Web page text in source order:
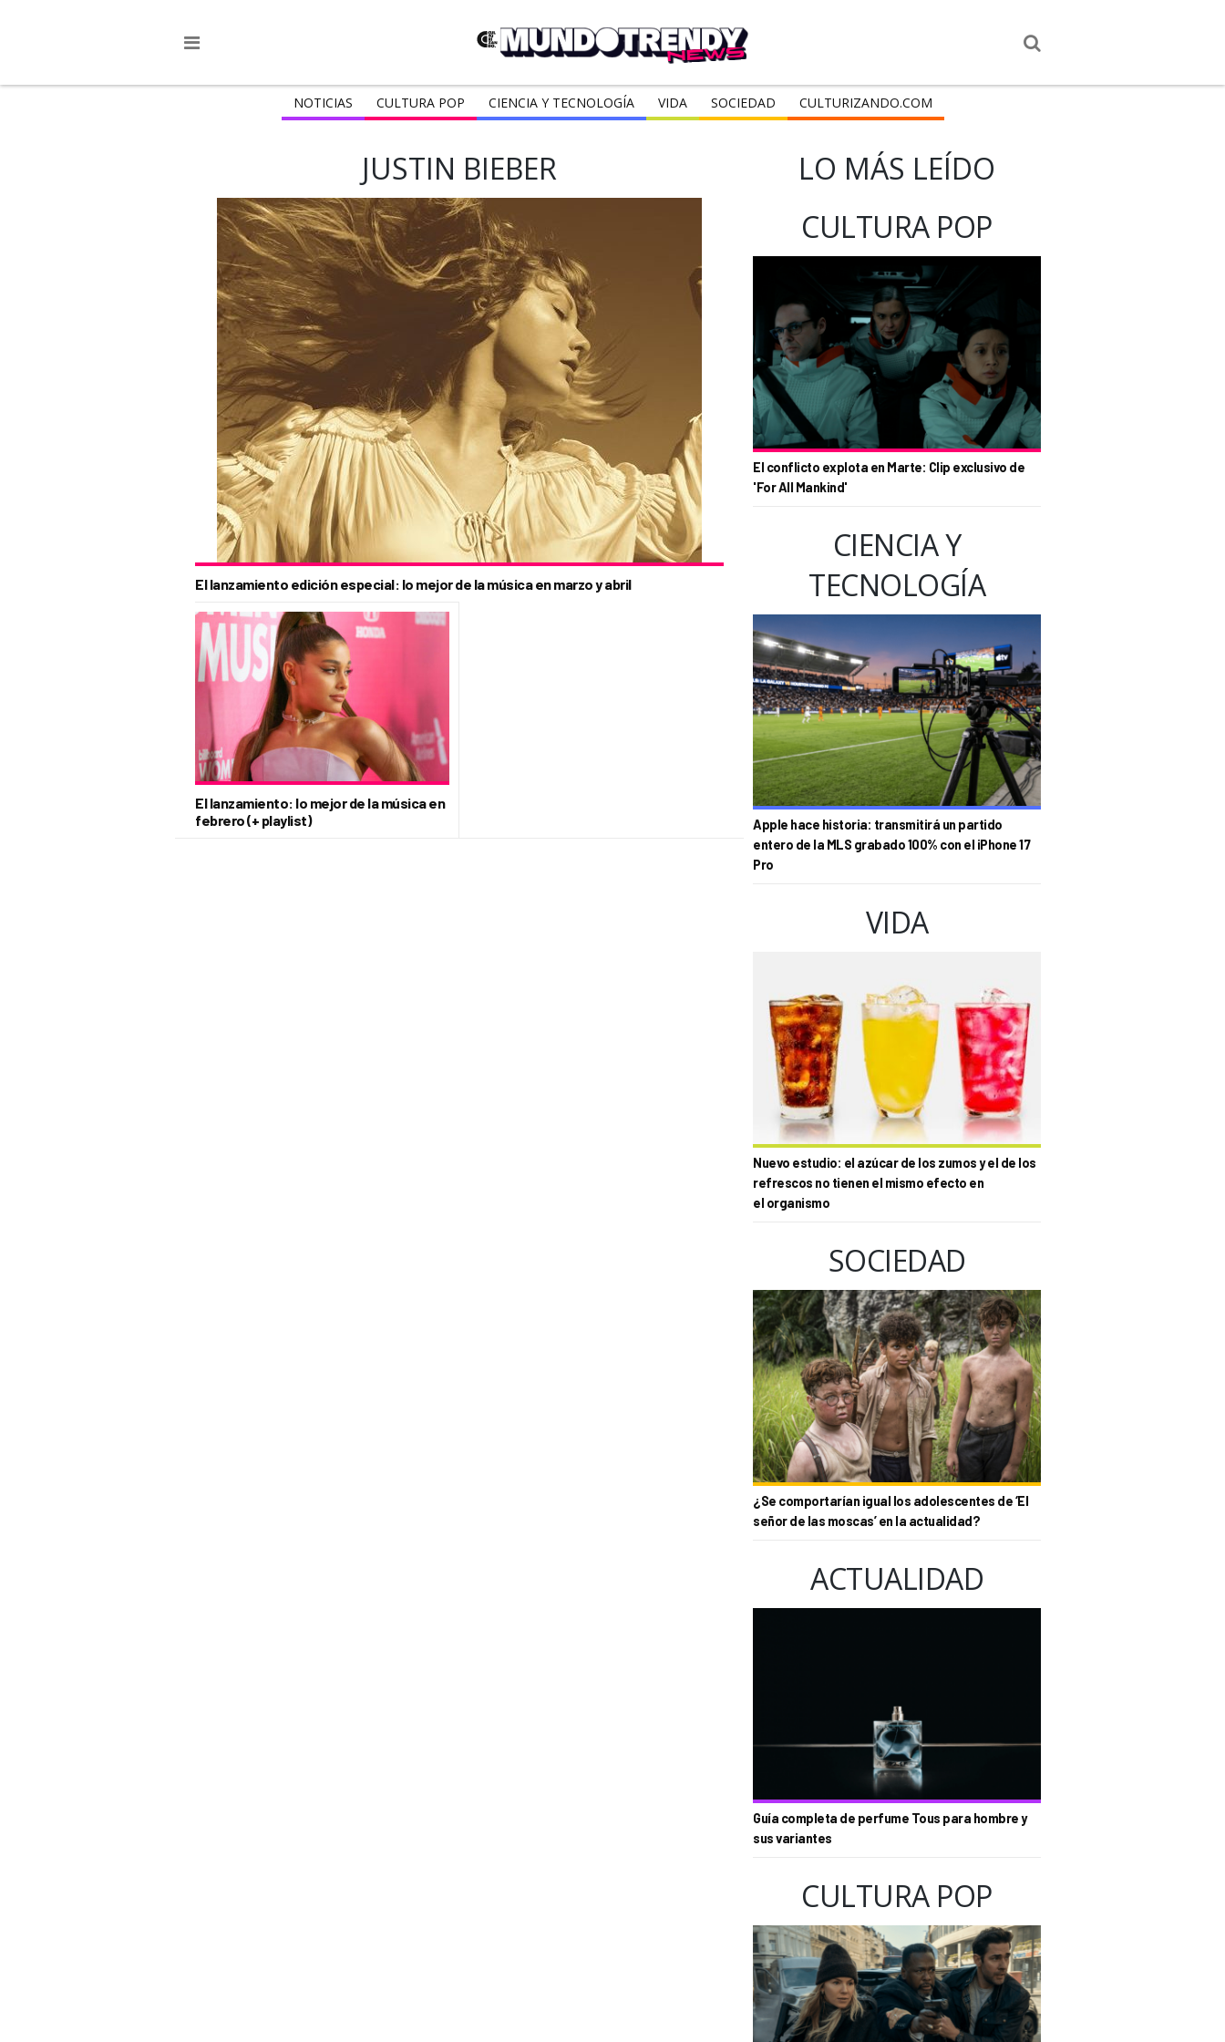
NOTICIAS CULTURA POP CIENCIA Y TECNOLOGÍA VIDA SOCIEDAD CULTURIZANDO.COM
JUSTIN BIEBER
El lanzamiento edición especial: lo mejor de la música en marzo y abril
El lanzamiento: lo mejor de la música en
febrero (+ playlist)
LO MÁS LEÍDO
CULTURA POP
El conflicto explota en Marte: Clip exclusivo de
'For All Mankind'
CIENCIA Y
TECNOLOGÍA
Apple hace historia: transmitirá un partido
entero de la MLS grabado 100% con el iPhone 17
Pro
VIDA
Nuevo estudio: el azúcar de los zumos y el de los
refrescos no tienen el mismo efecto en
el organismo
SOCIEDAD
¿Se comportarían igual los adolescentes de ‘El
señor de las moscas’ en la actualidad?
ACTUALIDAD
Guía completa de perfume Tous para hombre y
sus variantes
CULTURA POP